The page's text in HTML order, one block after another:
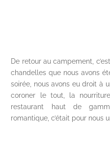
De retour au campement,
chandelles que nous avons
soirée, nous avons eu droit à
coroner le tout, la
restaurant haut de
romantique, c’était pour nous